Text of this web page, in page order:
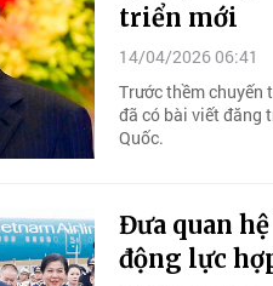
triển mới
14/04/2026 06:41
Trước thềm chuyến
đã có bài viết đăng
Quốc.
Đưa quan
động lực